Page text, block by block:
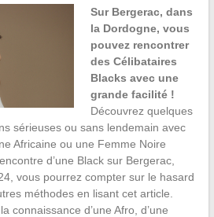
Sur Bergerac, dans
la Dordogne, vous
pouvez rencontrer
des Célibataires
Blacks avec une
grande facilité !
Découvrez quelques
sérieuses ou sans lendemain avec
Africaine ou une Femme Noire
d’une Black sur Bergerac,
vous pourrez compter sur le hasard
méthodes en lisant cet article.
connaissance d’une Afro, d’une